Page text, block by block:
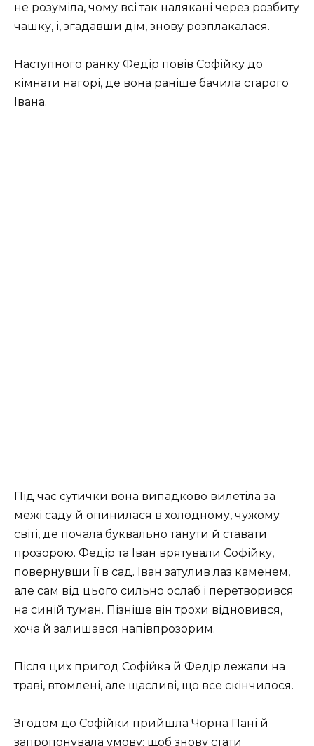
не розуміла, чому всі так налякані через розбиту
чашку, і, згадавши дім, знову розплакалася.
Наступного ранку Федір повів Софійку до
кімнати нагорі, де вона раніше бачила старого
Івана.
Під час сутички вона випадково вилетіла за
межі саду й опинилася в холодному, чужому
світі, де почала буквально танути й ставати
прозорою. Федір та Іван врятували Софійку,
повернувши її в сад. Іван затулив лаз каменем,
але сам від цього сильно ослаб і перетворився
на синій туман. Пізніше він трохи відновився,
хоча й залишався напівпрозорим.
Після цих пригод Софійка й Федір лежали на
траві, втомлені, але щасливі, що все скінчилося.
Згодом до Софійки прийшла Чорна Пані й
запропонувала умову: щоб знову стати